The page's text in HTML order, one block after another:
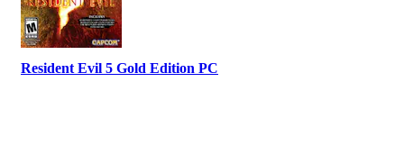
Resident Evil 5 Gold Edition PC